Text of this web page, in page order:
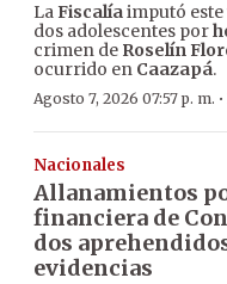
LaFiscalíaimputó este
dos adolescentes por
crimen de Roselín
ocurrido en Caazapá.
Agosto 7, 2026 07:57 p. m. ·
Nacionales
Allanamientos
financiera de
dos
evidencias